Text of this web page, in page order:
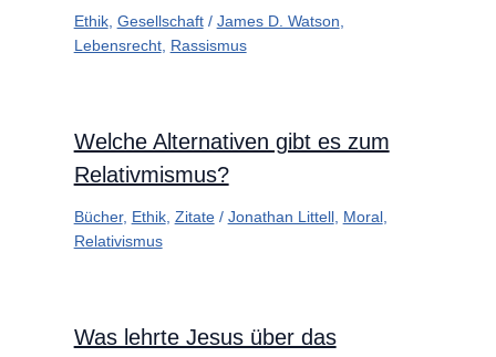
Ethik, Gesellschaft/ James D. Watson
Lebensrecht, Rassismus
Welche Alternativen gibt es zum
Relativmismus?
Bücher, Ethik, Zitate/ Jonathan Littell, Moral,
Relativismus
Was lehrte Jesus über das